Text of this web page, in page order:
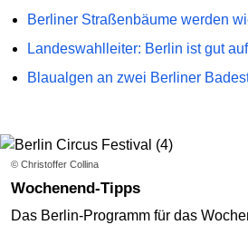
Berliner Straßenbäume werden
Landeswahlleiter: Berlin ist gut
Blaualgen an zwei Berliner
© Christoffer Collina
Wochenend-Tipps
Das Berlin-Programm für das